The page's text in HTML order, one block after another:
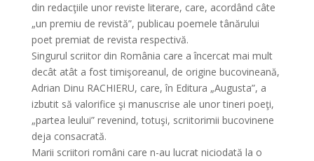
din redacţiile unor reviste literare, care, acordând câte
„un premiu de revistă”, publicau poemele tânărului
poet premiat de revista respectivă.
Singurul scriitor din România care a încercat mai mult
decât atât a fost timişoreanul, de origine bucovineană,
Adrian Dinu RACHIERU, care, în Editura „Augusta”, a
izbutit să valorifice şi manuscrise ale unor tineri poeţi,
„partea leului” revenind, totuşi, scriitorimii bucovinene
deja consacrată.
Marii scriitori români care n-au lucrat niciodată la o